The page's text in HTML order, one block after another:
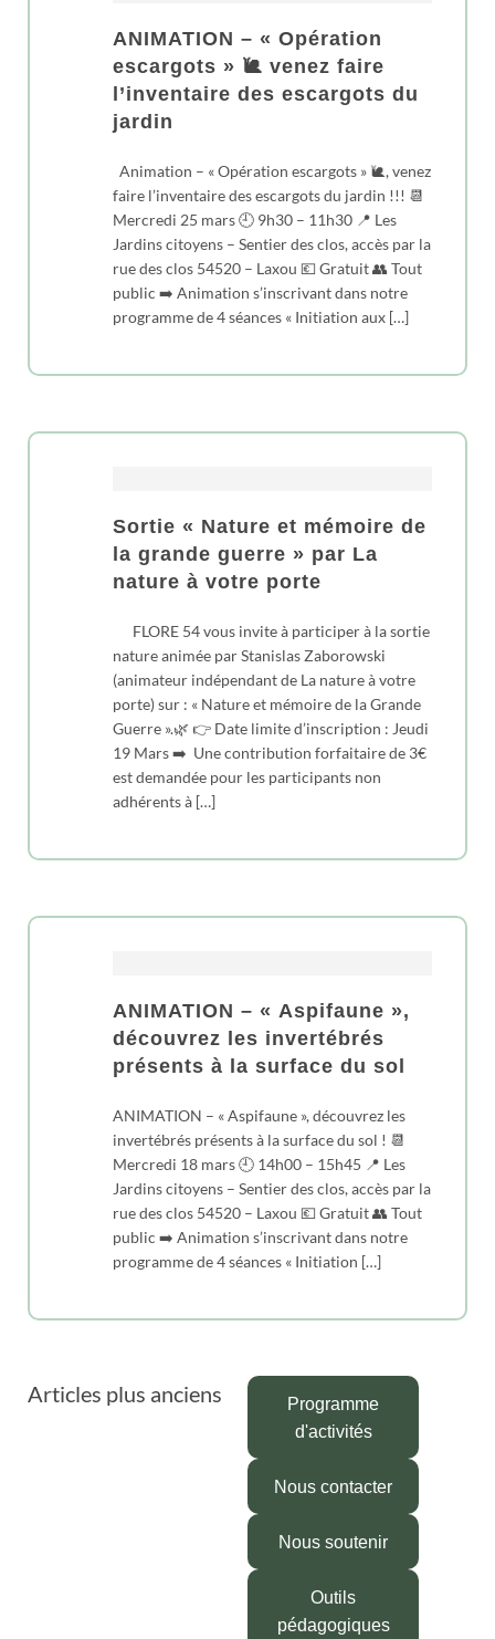
ANIMATION – « Opération
escargots » 🐌 venez faire
l’inventaire des escargots du
jardin
Animation – « Opération escargots » 🐌, venez
faire l’inventaire des escargots du jardin !!! 📆
Mercredi 25 mars 🕘 9h30 – 11h30 📍 Les
Jardins citoyens – Sentier des clos, accès par la
rue des clos 54520 – Laxou 💶 Gratuit 👥 Tout
public ➡️ Animation s’inscrivant dans notre
programme de 4 séances « Initiation aux […]
Sortie « Nature et mémoire de
la grande guerre » par La
nature à votre porte
FLORE 54 vous invite à participer à la sortie
nature animée par Stanislas Zaborowski
(animateur indépendant de La nature à votre
porte) sur : « Nature et mémoire de la Grande
Guerre ».🌿 👉 Date limite d’inscription : Jeudi
19 Mars ➡️ Une contribution forfaitaire de 3€
est demandée pour les participants non
adhérents à […]
ANIMATION – « Aspifaune »,
découvrez les invertébrés
présents à la surface du sol
ANIMATION – « Aspifaune », découvrez les
invertébrés présents à la surface du sol ! 📆
Mercredi 18 mars 🕘 14h00 – 15h45 📍 Les
Jardins citoyens – Sentier des clos, accès par la
rue des clos 54520 – Laxou 💶 Gratuit 👥 Tout
public ➡️ Animation s’inscrivant dans notre
programme de 4 séances « Initiation […]
Navigation
Articles plus anciens
Programme
d'activités
Nous contacter
Nous soutenir
Outils
pédagogiques